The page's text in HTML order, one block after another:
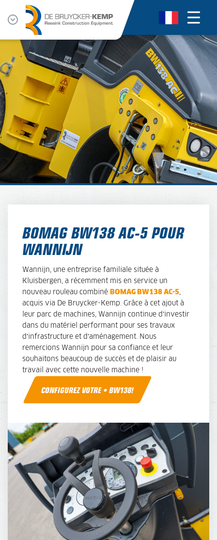
BOMAG BW138 AC-5 POUR
WANNIJN
Wannijn, une entreprise familiale située à
Kluisbergen, a récemment mis en service un
nouveau rouleau combiné BOMAG BW138 AC-5
acquis via De Bruycker-Kemp. Grâce à cet ajout à
leur parc de machines, Wannijn continue d’investir
dans du matériel performant pour ses travaux
d’infrastructure et d’aménagement. Nous
remercions Wannijn pour sa confiance et leur
souhaitons beaucoup de succès et de plaisir au
travail avec cette nouvelle machine !
CONFIGUREZ VOTRE • BW138!